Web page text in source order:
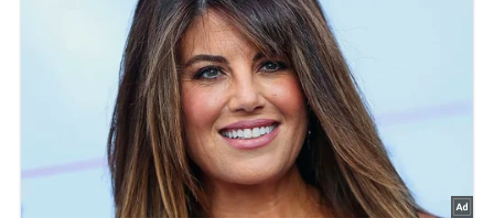
wenden, um ein Zerfallen zu verhindern und eine
gleichmäßige Garung zu gewährleisten.
Nach: So schmeckt’s im Grünen, Sportverlag Berlin, DDR, 1988
Jetzt Sterne vergeben – Rezept
bewerten